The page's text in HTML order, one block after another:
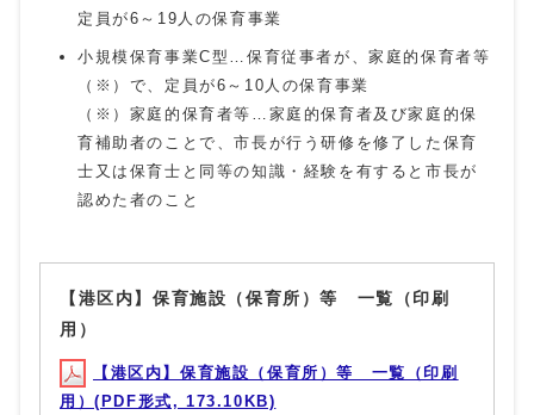
定員が6～19人の保育事業
小規模保育事業C型…保育従事者が、家庭的保育者等
（※）で、定員が6～10人の保育事業
（※）家庭的保育者等…家庭的保育者及び家庭的保
育補助者のことで、市長が行う研修を修了した保育
士又は保育士と同等の知識・経験を有すると市長が
認めた者のこと
【港区内】保育施設（保育所）等 一覧（印刷
用）
【港区内】保育施設（保育所）等 一覧（印刷
用）(PDF形式, 173.10KB)